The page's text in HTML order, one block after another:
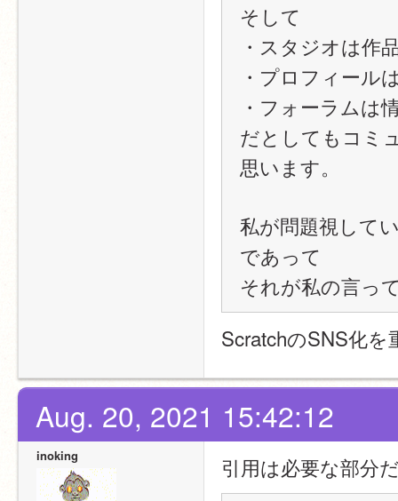
そして
・スタジオは作
・プロフィール
・フォーラムは
だとしてもコミ
思います。
私が問題視して
であって
それが私の言っ
ScratchのSNS化
Aug. 20, 2021 15:42:12
inoking
引用は必要な部分